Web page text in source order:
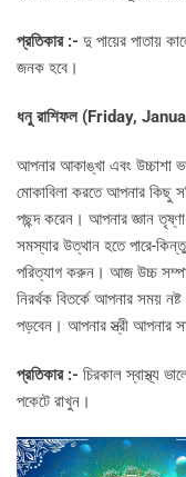
প্রতিকার :- দু পায়ের পাতায়
জনক হবে।
ধনু রাশিফল (Friday,
আপনার আকাঙ্খা এবং উচ্চাশা
মোকাবিলা করতে আপনার কিছু
পছন্দ করেন। আপনার জ্ঞান
সমস্যার উত্থান হতে পারে-
পরিত্যাগ করুন। আজ উচ্চ
নিরর্থক বিতর্কে আপনার সময়
পড়বেন। আপনার স্ত্রী আপনার
প্রতিকার :- চিরকাল স্বাস্থ্য
পকেটে রাখুন।